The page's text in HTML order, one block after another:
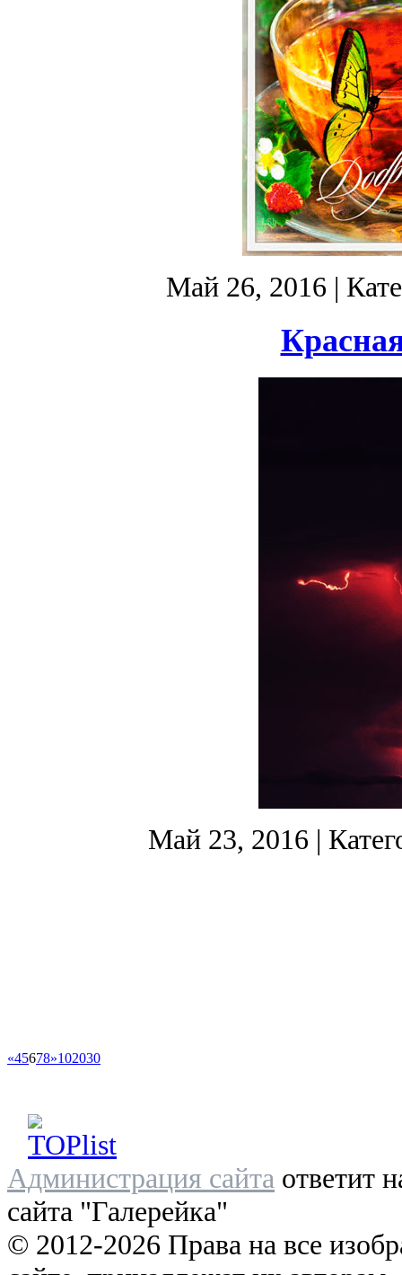
Май 26, 2016 |
Май 23, 2016 |
«45678»102030
Администрация сайта ответит
сайта "Галерейка"
© 2012-2026 Права на все